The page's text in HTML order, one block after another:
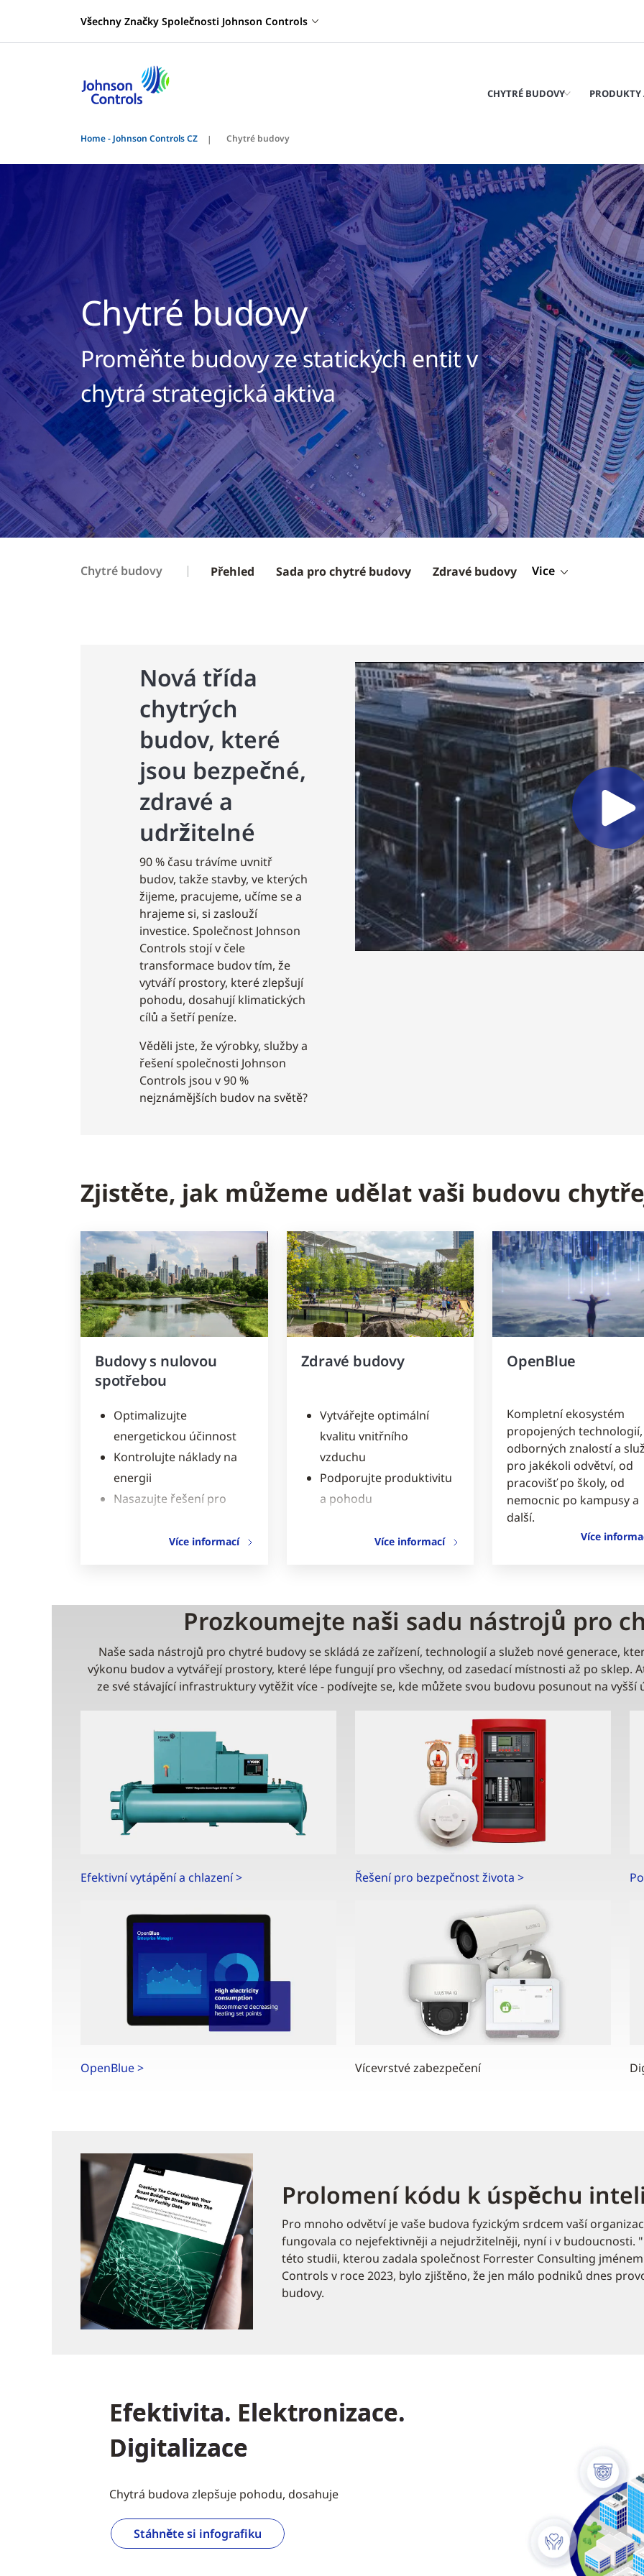
Všechny Značky Společnosti Johnson Controls
CHYTRÉ BUDOVY PRODUKTY
Home - Johnson Controls CZ Chytré budovy
Chytré budovy
Proměňte budovy ze statických entit v
chytrá strategická aktiva
Chytré budovy Přehled Sada pro chytré budovy Zdravé budovy Vice
Nová třída
chytrých
budov, které
jsou bezpečné,
zdravé a
udržitelné
90 % času trávíme uvnitř
budov, takže stavby, ve kterých
žijeme, pracujeme, učíme se a
hrajeme si, si zaslouží
investice. Společnost Johnson
Controls stojí v čele
transformace budov tím, že
vytváří prostory, které zlepšují
pohodu, dosahují klimatických
cílů a šetří peníze.
Věděli jste, že výrobky, služby a
řešení společnosti Johnson
Controls jsou v 90 %
nejznámějších budov na světě?
Zjistěte, jak můžeme udělat vaši budovu
Budovy s nulovou
spotřebou
Optimalizujte
energetickou účinnost
Kontrolujte náklady na
energii
Nasazujte řešení pro
Více informací
Zdravé budovy
Vytvářejte optimální
kvalitu vnitřního
vzduchu
Podporujte produktivitu
a pohodu
optimalizaci prostor
Více informací
OpenBlue
Kompletní ekosystém
propojených technologií,
odborných znalostí a
pro jakékoli odvětví, od
pracovišť po školy, od
nemocnic po kampusy a
další.
Více
Prozkoumejte naši sadu nástrojů pro
Naše sada nástrojů pro chytré budovy se skládá ze zařízení, technologií a služeb nové generace,
výkonu budov a vytvářejí prostory, které lépe fungují pro všechny, od zasedací místnosti až po sklep.
ze své stávající infrastruktury vytěžit více - podívejte se, kde můžete svou budovu posunout na
Efektivní vytápění a chlazení > Řešení pro bezpečnost života >
OpenBlue > Vícevrstvé zabezpečení
Prolomení kódu k úspěchu
Pro mnoho odvětví je vaše budova fyzickým srdcem vaší
fungovala co nejefektivněji a nejudržitelněji, nyní i v budoucnosti.
této studii, kterou zadala společnost Forrester Consulting
Controls v roce 2023, bylo zjištěno, že jen málo podniků dnes
budovy.
Efektivita. Elektronizace.
Digitalizace
Chytrá budova zlepšuje pohodu, dosahuje
Stáhněte si infografiku